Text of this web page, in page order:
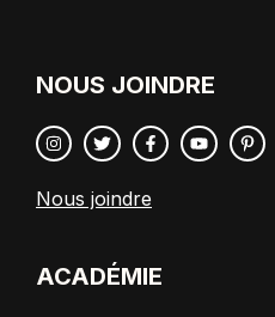
NOUS JOINDRE
Nous joindre
ACADÉMIE